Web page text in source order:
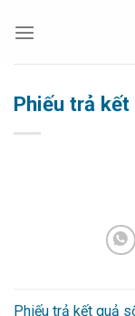
qua
Phiếu trả
Phiếu trả kết quả